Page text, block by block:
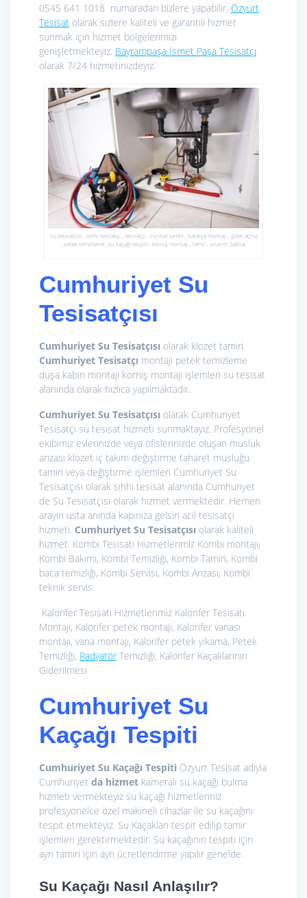
0545 641 1018 numaradan bizlere yapabilir. Özyurt
Tesisat olarak sizlere kaliteli ve garantili hizmet
sunmak için hizmet bölgelerimizi
genişletmekteyiz. Bayrampaşa İsmet Paşa Tesisatçı
olarak 7/24 hizmetinizdeyiz.
su tesisatçısı , sıhhi tesisatçı , tesisatçı , musluk tamiri , batarya montajı , gider açma
, petek temizleme , su kaçağı tespiti , korniş montajı , tamir , onarım ,tadilat
Cumhuriyet Su
Tesisatçısı
Cumhuriyet Su Tesisatçısı olarak klozet tamiri
Cumhuriyet Tesisatçı montajı petek temizleme
duşa kabin montajı korniş montajı işlemleri su tesisat
alanında olarak hızlıca yapılmaktadır.
Cumhuriyet Su Tesisatçısı olarak Cumhuriyet
Tesisatçı su tesisat hizmeti sunmaktayız. Profesyonel
ekibimiz evlerinizde veya ofislerinizde oluşan musluk
arızası klozet iç takım değiştirme taharet musluğu
tamiri veya değiştirme işlemleri Cumhuriyet Su
Tesisatçısı olarak sıhhi tesisat alanında Cumhuriyet
de Su Tesisatçısı olarak hizmet vermektedir. Hemen
arayın usta anında kapınıza gelsin acil tesisatçı
hizmeti. Cumhuriyet Su Tesisatçısı olarak kaliteli
hizmet. Kombi Tesisatı Hizmetlerimiz Kombi montajı,
Kombi Bakımı, Kombi Temizliği, Kombi Tamiri, Kombi
baca temizliği, Kombi Servisi, Kombi Arızası, Kombi
teknik servis.
Kalorifer Tesisatı Hizmetlerimiz Kalorifer Tesisatı
Montajı, Kalorifer petek montajı, Kalorifer vanası
montajı, vana montajı, Kalorifer petek yıkama, Petek
Temizliği, Radyatör Temizliği, Kalorifer Kaçaklarının
Giderilmesi
Cumhuriyet Su
Kaçağı Tespiti
Cumhuriyet Su Kaçağı Tespiti Özyurt Tesisat adıyla
Cumhuriyet da hizmet kameralı su kaçağı bulma
hizmeti vermekteyiz su kaçağı hizmetleriniz
profesyonelce özel makineli cihazlar ile su kaçağını
tespit etmekteyiz. Su Kaçakları tespit edilip tamir
işlemleri gerektirmektedir. Su kaçağının tespiti için
ayrı tamiri için ayrı ücretlendirme yapılır genelde.
Su Kaçağı Nasıl Anlaşılır?